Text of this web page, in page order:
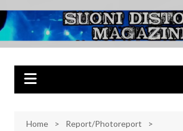
al
contenuto
Musica Rock, Metal, Punk e varie sonorità
Home
Report/Photoreport